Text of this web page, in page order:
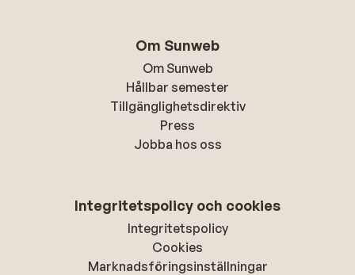
Om Sunweb
Om Sunweb
Hållbar semester
Tillgänglighetsdirektiv
Press
Jobba hos oss
Integritetspolicy och cookies
Integritetspolicy
Cookies
Marknadsföringsinställningar